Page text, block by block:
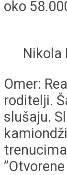
oko
Nikola
Omer:
roditelji.
slušaju.